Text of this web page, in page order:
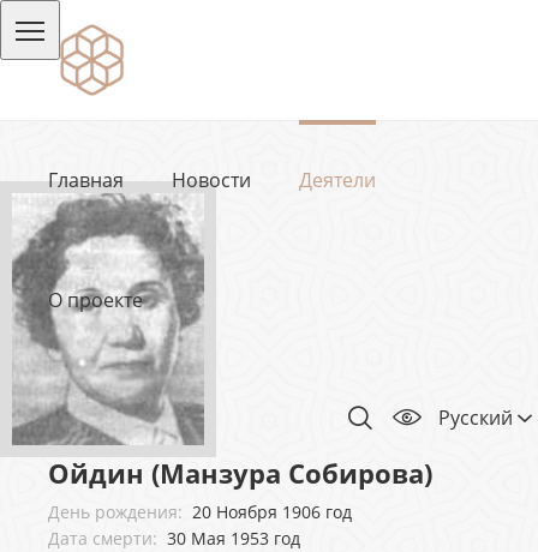
Главная Новости Деятели
О проекте
Русский
Ойдин (Манзура Собирова)
День рождения: 20 Ноября 1906 год
Дата смерти: 30 Мая 1953 год